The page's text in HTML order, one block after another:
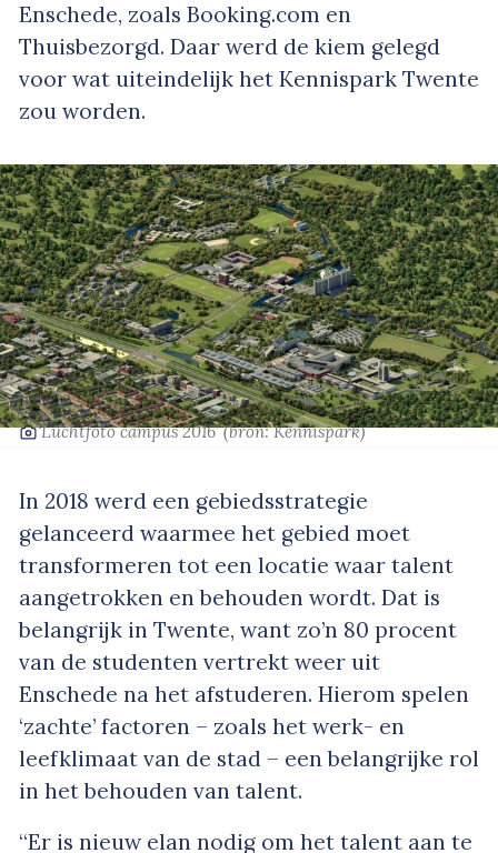
Enschede, zoals Booking.com en
Thuisbezorgd. Daar werd de kiem gelegd
voor wat uiteindelijk het Kennispark Twente
zou worden.
‘Luchtfoto campus 2016’(bron: Kennispark)
In 2018 werd een gebiedsstrategie
gelanceerd waarmee het gebied moet
transformeren tot een locatie waar talent
aangetrokken en behouden wordt. Dat is
belangrijk in Twente, want zo’n 80 procent
van de studenten vertrekt weer uit
Enschede na het afstuderen. Hierom spelen
‘zachte’ factoren – zoals het werk- en
leefklimaat van de stad – een belangrijke rol
in het behouden van talent.
“Er is nieuw elan nodig om het talent aan te